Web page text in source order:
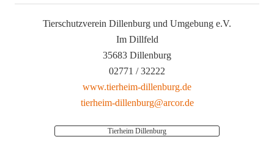
Tierschutzverein Dillenburg und Umgebung e.V.
Im Dillfeld
35683 Dillenburg
02771 / 32222
www.tierheim-dillenburg.de
tierheim-dillenburg@arcor.de
Tierheim Dillenburg